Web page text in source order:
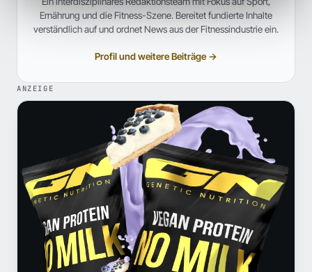
Ernährung und die Fitness-Szene. Bereitet fundierte Inhalte
verständlich auf und ordnet News aus der Fitnessindustrie ein.
Profil und weitere Beiträge →
ANZEIGE